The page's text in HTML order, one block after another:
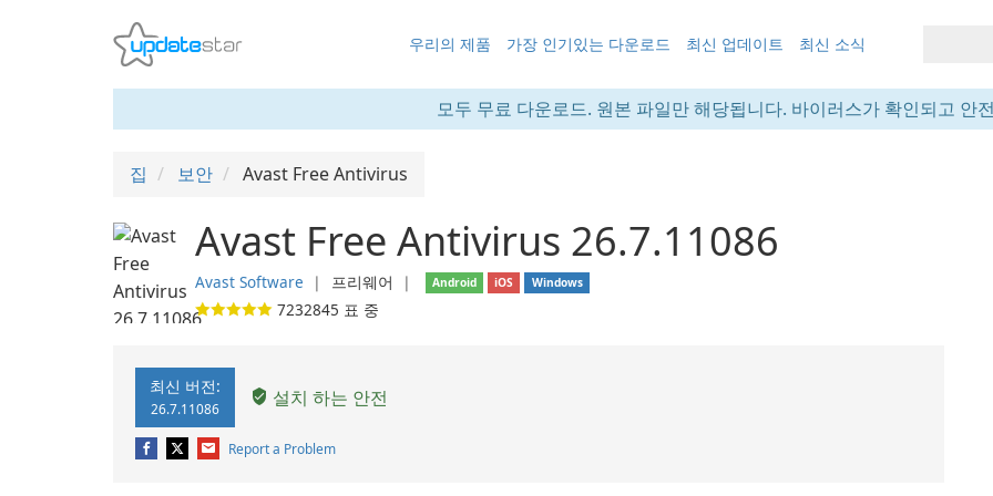
우리의 제품 가장 인기있는 다운로드 최신 업데이트 최신 소식
모두 무료 다운로드. 원본 파일만 해당됩니다. 바이러스가 확인되고 안
집 보안 Avast Free Antivirus
Avast Free Antivirus 26.7.11086
Avast Software ❘ 프리웨어 ❘ Android iOS Windows
7232845 표 중
최신 버전:
26.7.11086 설치 하는 안전
Report a Problem